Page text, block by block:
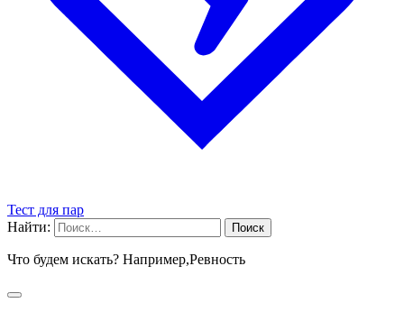
Тест для пар
Найти:
Что будем искать? Например,Ревность